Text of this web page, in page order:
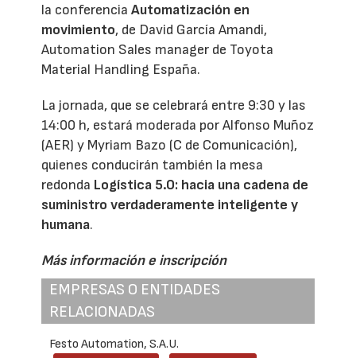
la conferenciaAutomatización en
movimiento, de David García Amandi,
Automation Sales manager de Toyota
Material Handling España.
La jornada, que se celebrará entre 9:30 y las
14:00 h, estará moderada por Alfonso Muñoz
(AER) y Myriam Bazo (C de Comunicación),
quienes conducirán también la mesa
redonda Logística 5.0: hacia una cadena de
suministro verdaderamente inteligente y
humana.
Más información e inscripción
EMPRESAS O ENTIDADES
RELACIONADAS
Festo Automation, S.A.U.